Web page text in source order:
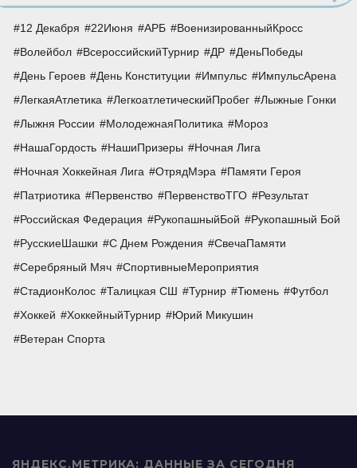
12 Декабря 22Июня АРБ
ВоенизированныйКросс
Волейбол
ВсероссийскийТурнир ДР
ДеньПобеды
День Героев
День Конституции Импульс
ИмпульсАрена
ЛегкаяАтлетика
ЛегкоатлетическийПробег
Лыжные Гонки
Лыжня России
МолодежнаяПолитика
Мороз
НашаГордость
НашиПризеры
Ночная Лига
Ночная Хоккейная Лига
ОтрядМэра
Памяти Героя
Патриотика
Первенство ПервенствоТГО
Результат
Российская Федерация
РукопашныйБой
Рукопашный Бой
РусскиеШашки
С Днем Рождения
СвечаПамяти
Серебряный Мяч
СпортивныеМероприятия
СтадионКолос
Талицкая СШ Турнир Тюмень
Футбол
Хоккей
ХоккейныйТурнир
Юрий Микушин
Ветеран Спорта
ЯНДЕКС.МЕТРИКА: ДАННЫЕ ЗА СЕГОДНЯ